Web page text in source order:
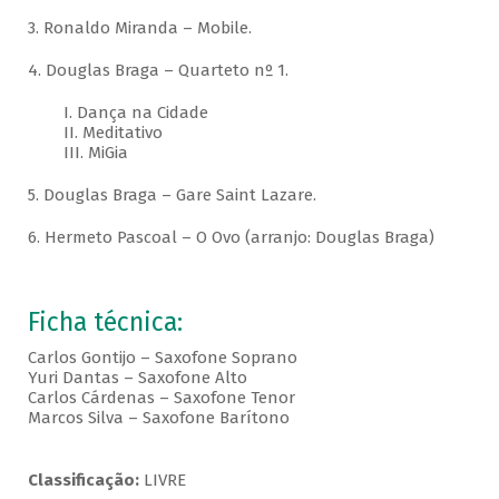
3. Ronaldo Miranda – Mobile.
4. Douglas Braga – Quarteto nº 1.
I. Dança na Cidade
II. Meditativo
III. MiGia
5. Douglas Braga – Gare Saint Lazare.
6. Hermeto Pascoal – O Ovo (arranjo: Douglas Braga)
Ficha técnica:
Carlos Gontijo – Saxofone Soprano
Yuri Dantas – Saxofone Alto
Carlos Cárdenas – Saxofone Tenor
Marcos Silva – Saxofone Barítono
Classificação:LIVRE